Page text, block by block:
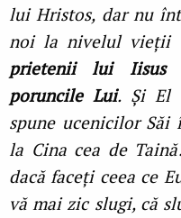
lui Hristos, dar nu
noi la nivelul vieții
prietenii lui Iisus
poruncile Lui. Și El
spune ucenicilor Săi
la Cina cea de
dacă faceți ceea ce
vă mai zic slugi, că